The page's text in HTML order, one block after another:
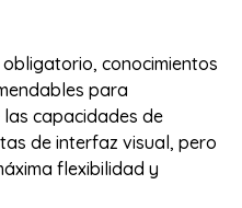
conocimientos
para
capacidades de
de interfaz visual, pero
flexibilidad y